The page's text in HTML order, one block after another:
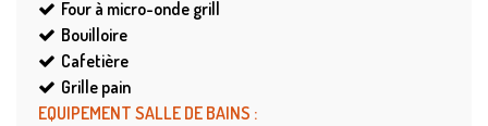
Four à micro-onde grill
Bouilloire
Cafetière
Grille pain
EQUIPEMENT SALLE DE BAINS :